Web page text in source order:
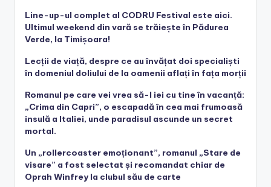
Line-up-ul complet al CODRU Festival este aici.
Ultimul weekend din vară se trăiește în Pădurea
Verde, la Timișoara!
Lecții de viață, despre ce au învățat doi specialiști
în domeniul doliului de la oamenii aflați în fața morții
Romanul pe care vei vrea să-l iei cu tine în vacanță:
„Crima din Capri”, o escapadă în cea mai frumoasă
insulă a Italiei, unde paradisul ascunde un secret
mortal.
Un „rollercoaster emoționant”, romanul „Stare de
visare” a fost selectat și recomandat chiar de
Oprah Winfrey la clubul său de carte